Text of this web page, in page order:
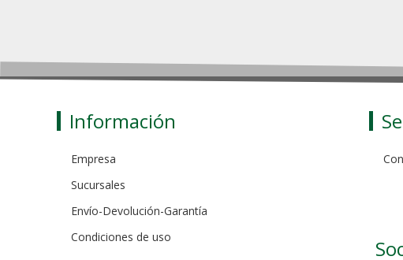
Información
Empresa
Sucursales
Envío-Devolución-Garantía
Condiciones de uso